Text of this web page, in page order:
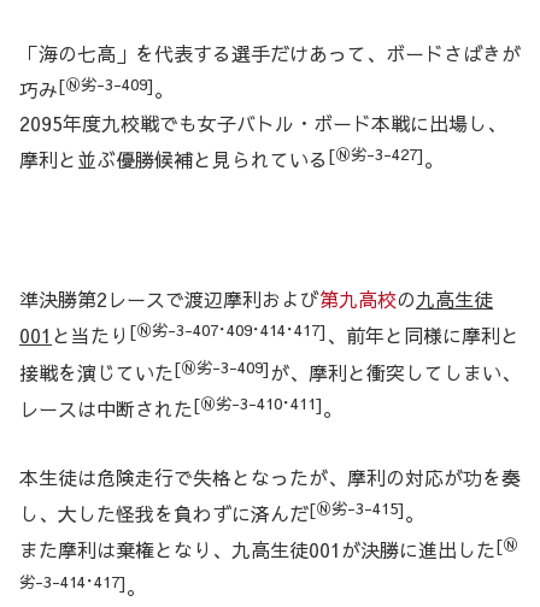
「海の七高」を代表する選手だけあって、ボードさばきが
巧み[Ⓝ劣-3-409]。
2095年度九校戦でも女子バトル・ボード本戦に出場し、
摩利と並ぶ優勝候補と見られている [Ⓝ劣-3-427]。
準決勝第2レースで渡辺摩利および第九高校の九高生徒
001 と当たり [Ⓝ劣-3-407･409･414･417] 、前年と同様に摩利と
接戦を演じていた[Ⓝ劣-3-409]が、摩利と衝突してしまい、
レースは中断された[Ⓝ劣-3-410･411]。
本生徒は危険走行で失格となったが、摩利の対応が功を奏
し、大した怪我を負わずに済んだ[Ⓝ劣-3-415]。
また摩利は棄権となり、九高生徒001が決勝に進出した[Ⓝ
劣-3-414･417]。